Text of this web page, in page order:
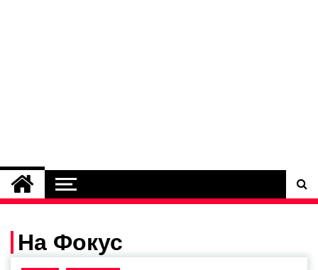
На Фокус